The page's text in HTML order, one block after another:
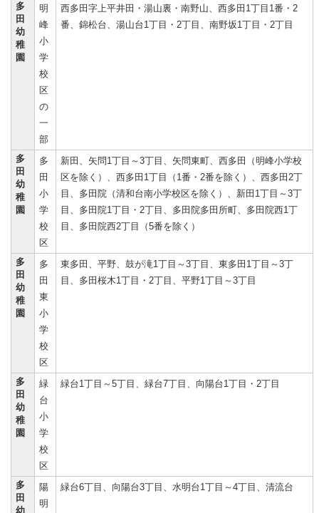
多
田
幼
稚
園
明
峰
小
学
校
区
の
一
部
西多田字上平井田・湯山裏・南野山、西多田1丁目1番・2
番、錦松台、湯山台1丁目・2丁目、南野坂1丁目・2丁目
多
田
幼
稚
園
多
田
小
学
校
区
新田、矢問1丁目～3丁目、矢問東町、西多田（明峰小学校
区を除く）、西多田1丁目（1番・2番を除く）、西多田2丁
目、多田院（清和台南小学校区を除く）、新田1丁目～3丁
目、多田院1丁目・2丁目、多田院多田所町、多田院西1丁
目、多田院西2丁目（5番を除く）
多
田
幼
稚
園
多
田
東
小
学
校
区
東多田、平野、鼓が滝1丁目～3丁目、東多田1丁目～3丁
目、多田桜木1丁目・2丁目、平野1丁目～3丁目
多
田
幼
稚
園
緑
台
小
学
校
区
緑台1丁目～5丁目、緑台7丁目、向陽台1丁目・2丁目
多
田
幼
陽
明
緑台6丁目、向陽台3丁目、水明台1丁目～4丁目、清流台